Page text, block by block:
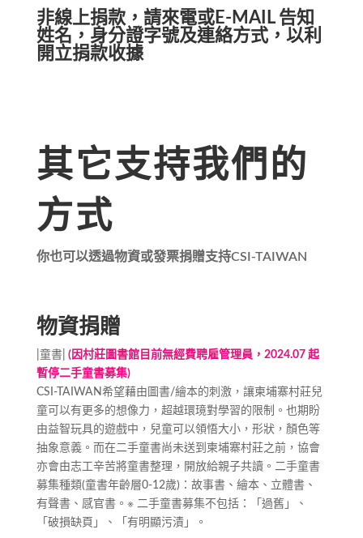
非線上捐款，請來電或E-MAIL 告知
姓名，身分證字號及連絡方式，以利
開立捐款收據
其它支持我們的
方式
你也可以透過物資或發票捐贈支持CSI-TAIWAN
物資捐贈
|童書| (因村莊圖書館目前無經費聘雇管理員，2024.07 起
暫停二手童書募集)
CSI-TAIWAN希望藉由圖書/繪本的刺激，讓柬埔寨村莊兒
童可以有更多的想像力，超越環璄對學習的限制。也期盼
由益智玩具的遊戲中，兒童可以領悟大小，形狀，顏色等
抽象意義。而在二手童書尚未送到柬埔寨村莊之前，協會
亦會由志工辛苦將童書整理，開放給親子共讀。二手童書
募集種類(童書年齡層0-12歲)：故事書、繪本、立體書、
有聲書、感官書。※ 二手童書募集不包括：「過舊」、
「破損缺頁」、「有明顯污漬」。